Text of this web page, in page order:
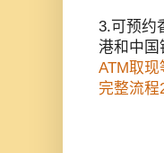
3.可预约
港和中国
ATM取
完整流程